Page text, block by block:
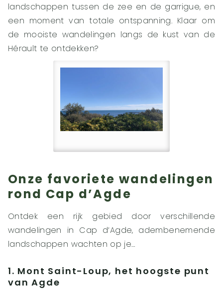
landschappen tussen de zee en de garrigue, en
een moment van totale ontspanning. Klaar om
de mooiste wandelingen langs de kust van de
Hérault te ontdekken?
Onze favoriete wandelingen
rond Cap d’Agde
Ontdek een rijk gebied door verschillende
wandelingen in Cap d’Agde, adembenemende
landschappen wachten op je…
1. Mont Saint-Loup, het hoogste punt
van Agde